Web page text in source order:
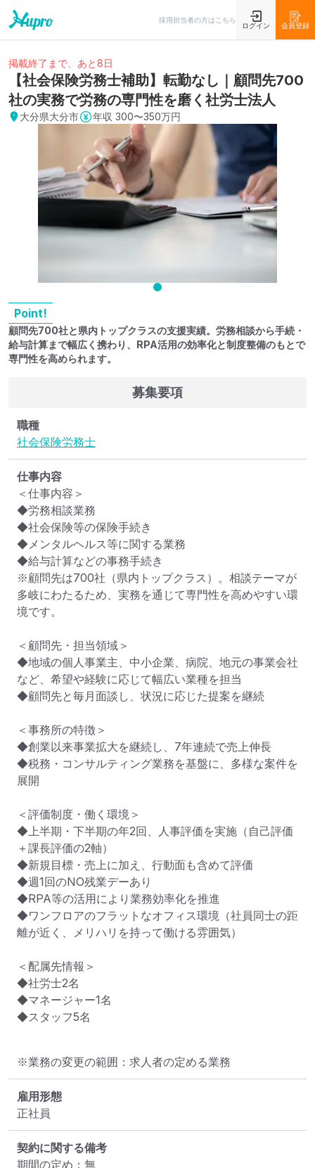
採用担当者の方はこちら
ログイン 会員登録
掲載終了まで、あと8日
【社会保険労務士補助】転勤なし｜顧問先700
社の実務で労務の専門性を磨く社労士法人
大分県大分市 年収 300〜350万円
Point!
顧問先700社と県内トップクラスの支援実績。労務相談から手続・
給与計算まで幅広く携わり、RPA活用の効率化と制度整備のもとで
専門性を高められます。
募集要項
職種
社会保険労務士
仕事内容
＜仕事内容＞
◆労務相談業務
◆社会保険等の保険手続き
◆メンタルヘルス等に関する業務
◆給与計算などの事務手続き
※顧問先は700社（県内トップクラス）。相談テーマが
多岐にわたるため、実務を通じて専門性を高めやすい環
境です。
＜顧問先・担当領域＞
◆地域の個人事業主、中小企業、病院、地元の事業会社
など、希望や経験に応じて幅広い業種を担当
◆顧問先と毎月面談し、状況に応じた提案を継続
＜事務所の特徴＞
◆創業以来事業拡大を継続し、7年連続で売上伸長
◆税務・コンサルティング業務を基盤に、多様な案件を
展開
＜評価制度・働く環境＞
◆上半期・下半期の年2回、人事評価を実施（自己評価
＋課長評価の2軸）
◆新規目標・売上に加え、行動面も含めて評価
◆週1回のNO残業デーあり
◆RPA等の活用により業務効率化を推進
◆ワンフロアのフラットなオフィス環境（社員同士の距
離が近く、メリハリを持って働ける雰囲気）
＜配属先情報＞
◆社労士2名
◆マネージャー1名
◆スタッフ5名
※業務の変更の範囲：求人者の定める業務
雇用形態
正社員
契約に関する備考
期間の定め：無